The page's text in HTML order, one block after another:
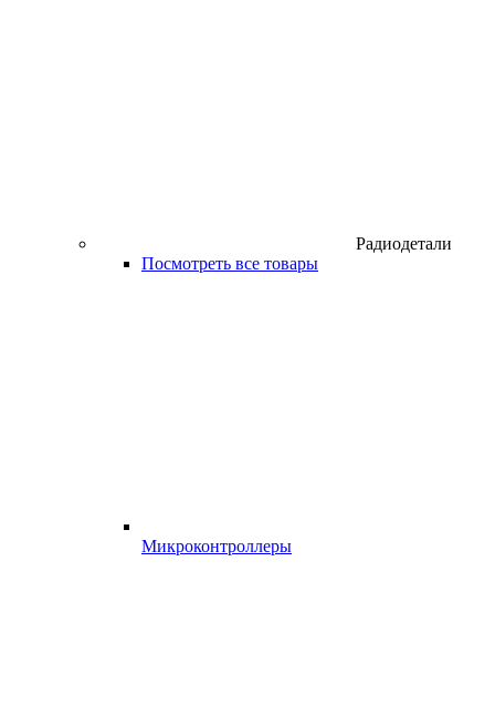
Радиодетали
Посмотреть все товары
Микроконтроллеры